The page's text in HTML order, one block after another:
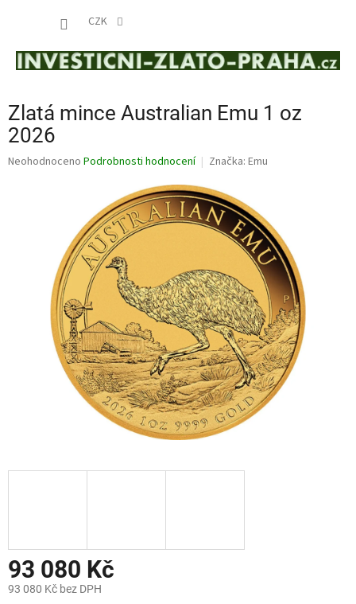
CZK
Zlatá mince Australian Emu 1 oz
2026
Průměrné
hvězdiček.
Neohodnoceno Podrobnosti hodnocení Značka: Emu
93 080 Kč
93 080 Kč bez DPH